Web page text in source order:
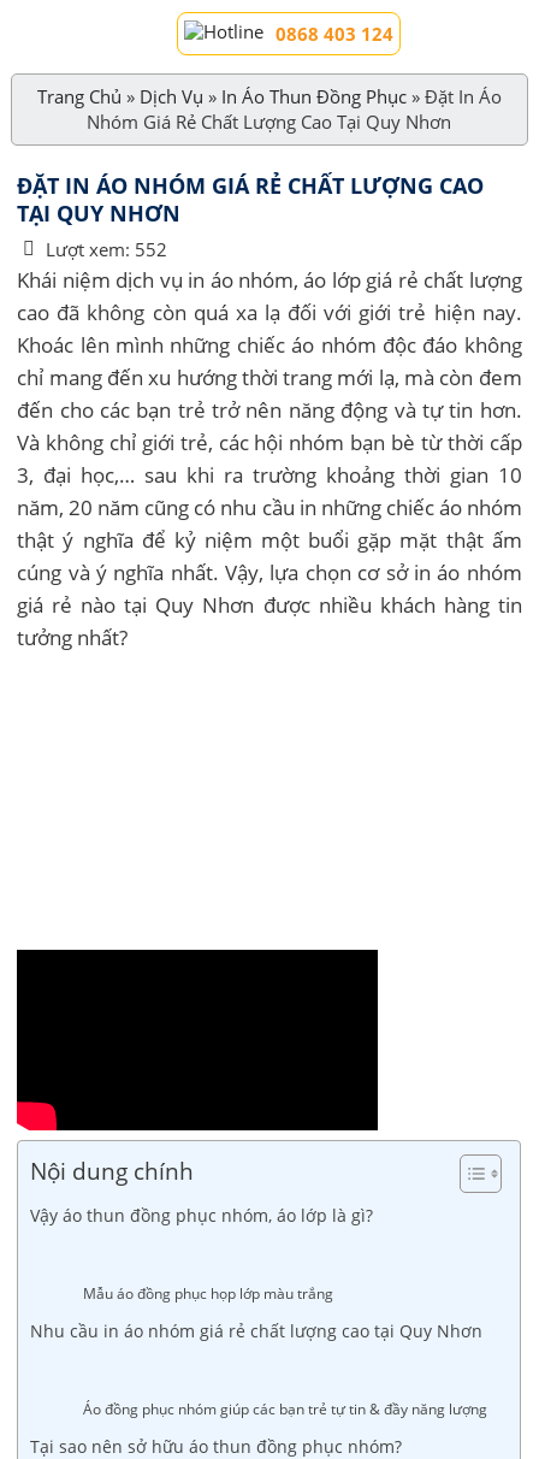
0868 403 124
Trang Chủ » Dịch Vụ » In Áo Thun Đồng Phục» Đặt In Áo
Nhóm Giá Rẻ Chất Lượng Cao Tại Quy Nhơn
ĐẶT IN ÁO NHÓM GIÁ RẺ CHẤT LƯỢNG CAO
TẠI QUY NHƠN
Lượt xem: 552
Khái niệm dịch vụ in áo nhóm, áo lớp giá rẻ chất lượng
cao đã không còn quá xa lạ đối với giới trẻ hiện nay.
Khoác lên mình những chiếc áo nhóm độc đáo không
chỉ mang đến xu hướng thời trang mới lạ, mà còn đem
đến cho các bạn trẻ trở nên năng động và tự tin hơn.
Và không chỉ giới trẻ, các hội nhóm bạn bè từ thời cấp
3, đại học,… sau khi ra trường khoảng thời gian 10
năm, 20 năm cũng có nhu cầu in những chiếc áo nhóm
thật ý nghĩa để kỷ niệm một buổi gặp mặt thật ấm
cúng và ý nghĩa nhất. Vậy, lựa chọn cơ sở in áo nhóm
giá rẻ nào tại Quy Nhơn được nhiều khách hàng tin
tưởng nhất?
Nội dung chính
Vậy áo thun đồng phục nhóm, áo lớp là gì?
Mẫu áo đồng phục họp lớp màu trắng
Nhu cầu in áo nhóm giá rẻ chất lượng cao tại Quy Nhơn
Áo đồng phục nhóm giúp các bạn trẻ tự tin & đầy năng lượng
Tại sao nên sở hữu áo thun đồng phục nhóm?